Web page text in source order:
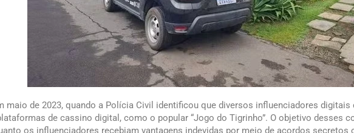
maio de 2023, quando a Polícia Civil identificou que diversos influenciadores
de cassino digital, como o popular “Jogo do Tigrinho”. O objetivo desses
os influenciadores recebiam vantagens indevidas por meio de acordos